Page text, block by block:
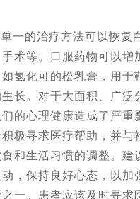
一的治疗方法可以恢
术等。口服药物可以
氢化可的松乳膏，用
长。对于大面积、广
的心理健康造成了严
极寻求医疗帮助，并
和生活习惯的调整。
，保持良好心态，以
一。患者应该及时寻